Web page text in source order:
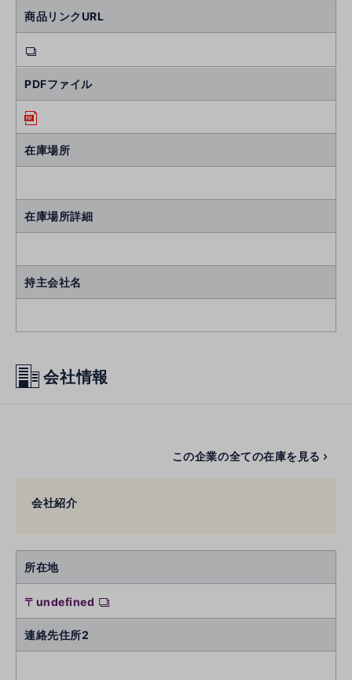
商品リンクURL
PDFファイル
在庫場所
在庫場所詳細
持主会社名
会社情報
この企業の全ての在庫を見る
会社紹介
所在地
〒undefined
連絡先住所2